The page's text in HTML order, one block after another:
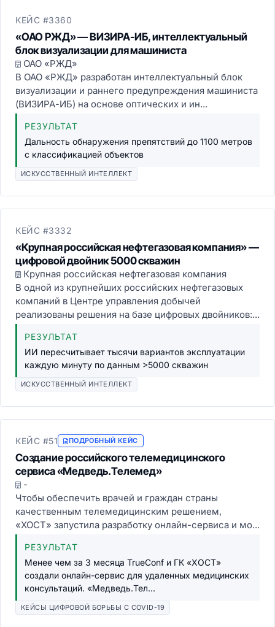
КЕЙС #3360
«ОАО РЖД» — ВИЗИРА-ИБ, интеллектуальный
блок визуализации для машиниста
ОАО «РЖД»
В ОАО «РЖД» разработан интеллектуальный блок
визуализации и раннего предупреждения машиниста
(ВИЗИРА-ИБ) на основе оптических и ин...
РЕЗУЛЬТАТ
Дальность обнаружения препятствий до 1100 метров
с классификацией объектов
ИСКУССТВЕННЫЙ ИНТЕЛЛЕКТ
КЕЙС #3332
«Крупная российская нефтегазовая компания» —
цифровой двойник 5000 скважин
Крупная российская нефтегазовая компания
В одной из крупнейших российских нефтегазовых
компаний в Центре управления добычей
реализованы решения на базе цифровых двойников:...
РЕЗУЛЬТАТ
ИИ пересчитывает тысячи вариантов эксплуатации
каждую минуту по данным >5000 скважин
ИСКУССТВЕННЫЙ ИНТЕЛЛЕКТ
КЕЙС #51 ПОДРОБНЫЙ КЕЙС
Создание российского телемедицинского
сервиса «Медведь.Телемед»
-
Чтобы обеспечить врачей и граждан страны
качественным телемедицинским решением,
«ХОСТ» запустила разработку онлайн-сервиса и мо...
РЕЗУЛЬТАТ
Менее чем за 3 месяца TrueConf и ГК «ХОСТ»
создали онлайн-сервис для удаленных медицинских
консультаций. «Медведь.Тел...
КЕЙСЫ ЦИФРОВОЙ БОРЬБЫ С COVID-19